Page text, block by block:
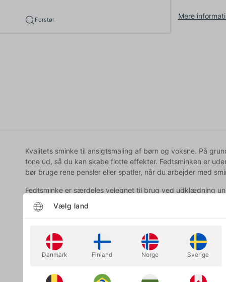
Forstør Mere
Kvalitets sminke til ansigtsmaling af børn og voksne. På
tone ud, så du kan skabe flotte effekter. Fedtsminken er
bør bruge rene pensler eller spatler, når du arbejder med
Fedtsminke er særdeles velegnet til brug ved udklædning
ikke glider af ved kontakt med vand eller sved.
Dækkende og holdbar make-up, som kan bruges til en
udtryk til halloween, fastelavn, en forestilling, en optræden
sjove og finurlige øjeblikke.
I menuen ovenfor til højre, kan du vælge imellem en række
Vælg land
Danmark Finland Norge Sverige